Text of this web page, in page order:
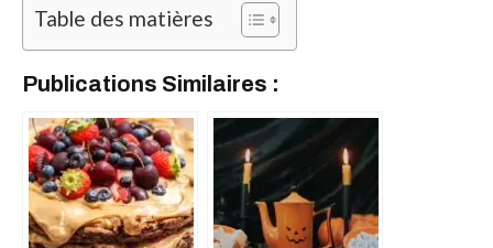
Table des matières
Publications Similaires :